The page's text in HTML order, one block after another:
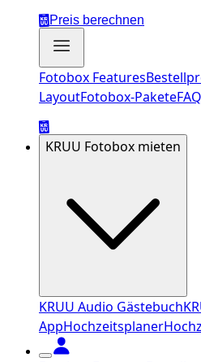
Preis berechnen
Fotobox Features
LayoutFotobox-PaketeFAQ
KRUU Fotobox mieten
KRUU Audio Gästebuch
AppHochzeitsplaner